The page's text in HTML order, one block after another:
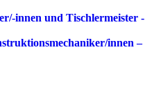
innen und Tischlermeister -
innen –